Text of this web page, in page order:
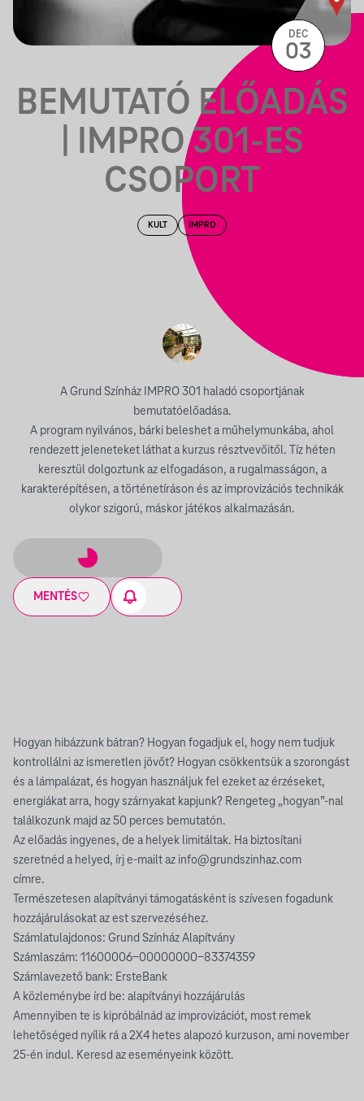
BEMUTATÓ ELŐADÁS
| IMPRO 301-ES
CSOPORT
KULT IMPRO
A Grund Színház IMPRO 301 haladó csoportjának
bemutatóelőadása.
A program nyilvános, bárki beleshet a műhelymunkába, ahol
rendezett jeleneteket láthat a kurzus résztvevőitől. Tíz héten
keresztül dolgoztunk az elfogadáson, a rugalmasságon, a
karakterépítésen, a történetíráson és az improvizációs technikák
olykor szigorú, máskor játékos alkalmazásán.
MENTÉS
DEC
03
Hogyan hibázzunk bátran? Hogyan fogadjuk el, hogy nem tudjuk
kontrollálni az ismeretlen jövőt? Hogyan csökkentsük a szorongást
és a lámpalázat, és hogyan használjuk fel ezeket az érzéseket,
energiákat arra, hogy szárnyakat kapjunk? Rengeteg „hogyan”-nal
találkozunk majd az 50 perces bemutatón.
Az előadás ingyenes, de a helyek limitáltak. Ha biztosítani
szeretnéd a helyed, írj e-mailt az info@grundszinhaz.com
címre.
Természetesen alapítványi támogatásként is szívesen fogadunk
hozzájárulásokat az est szervezéséhez.
Számlatulajdonos: Grund Színház Alapítvány
Számlaszám: 11600006-00000000-83374359
Számlavezető bank: ErsteBank
A közleménybe írd be: alapítványi hozzájárulás
Amennyiben te is kipróbálnád az improvizációt, most remek
lehetőséged nyílik rá a 2X4 hetes alapozó kurzuson, ami november
25-én indul. Keresd az eseményeink között.